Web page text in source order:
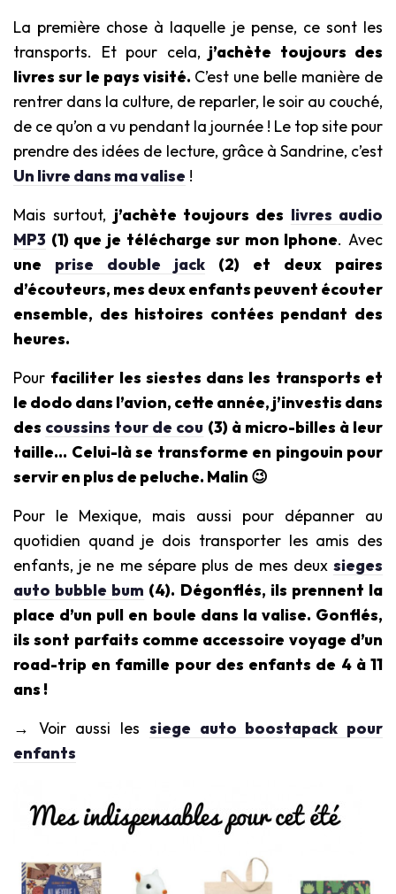
La première chose à laquelle je pense, ce sont les
transports. Et pour cela, j’achète toujours des
livres sur le pays visité. C’est une belle manière de
rentrer dans la culture, de reparler, le soir au couché,
de ce qu’on a vu pendant la journée ! Le top site pour
prendre des idées de lecture, grâce à Sandrine, c’est
Un livre dans ma valise !
Mais surtout, j’achète toujours des livres audio
MP3 (1) que je télécharge sur mon Iphone. Avec
une prise double jack (2) et deux paires
d’écouteurs, mes deux enfants peuvent écouter
ensemble, des histoires contées pendant des
heures.
Pour faciliter les siestes dans les transports et
le dodo dans l’avion, cette année, j’investis dans
des coussins tour de cou (3) à micro-billes à leur
taille… Celui-là se transforme en pingouin pour
servir en plus de peluche. Malin 😉
Pour le Mexique, mais aussi pour dépanner au
quotidien quand je dois transporter les amis des
enfants, je ne me sépare plus de mes deux sieges
auto bubble bum (4). Dégonflés, ils prennent la
place d’un pull en boule dans la valise. Gonflés,
ils sont parfaits comme accessoire voyage d’un
road-trip en famille pour des enfants de 4 à 11
ans !
→ Voir aussi les siege auto boostapack pour
enfants